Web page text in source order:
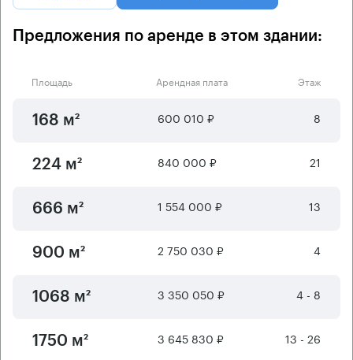
Предложения по аренде в этом здании:
Площадь Арендная плата Этаж
168 м² 600 010 ₽ 8
224 м² 840 000 ₽ 21
666 м² 1 554 000 ₽ 13
900 м² 2 750 030 ₽ 4
1068 м² 3 350 050 ₽ 4 - 8
1750 м² 3 645 830 ₽ 13 - 26